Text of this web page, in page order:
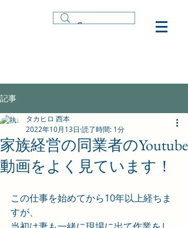
記事
家族経営の同業者のYoutube
動画をよく見ています！
タカヒロ 西本
2022年10月13日 読了時間: 1分
この仕事を始めてから10年以上経ちま
すが、